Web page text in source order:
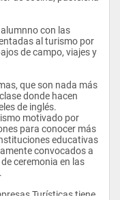
al turismo por
de campo, viajes y
donde hacen
de inglés.
motivado por
para conocer más
educativas
convocados a
ceremonia en las